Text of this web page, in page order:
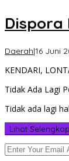
Dispora
Daerah|16 Juni
KENDARI,
Tidak Ada Lagi
Tidak ada lagi
Lihat